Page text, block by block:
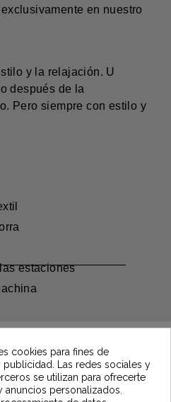
en nuestro
y la relajación. U
después de la
Pero siempre con estilo y
estaciones
informado de
Vintage Motors
cookies para fines de
Las redes sociales y
se utilizan para ofrecerte
anuncios personalizados.